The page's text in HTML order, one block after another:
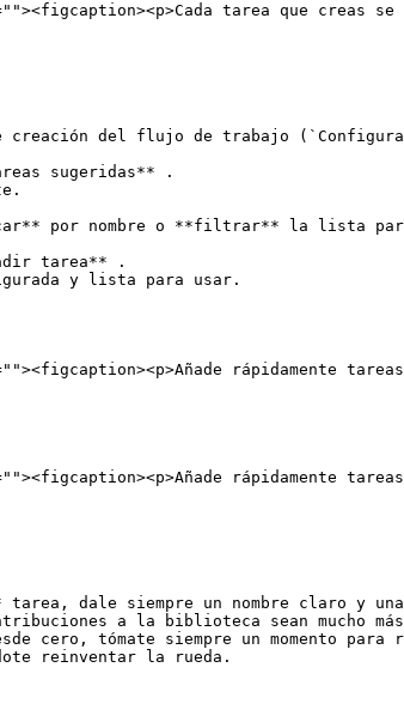
tarea que
creación del flujo de trabajo
sugeridas** .
por nombre o **filtrar** la lista
tarea** .
y lista para usar.
rápidamente
rápidamente
dale siempre un nombre claro y
a la biblioteca sean mucho
cero, tómate siempre un momento
reinventar la rueda.